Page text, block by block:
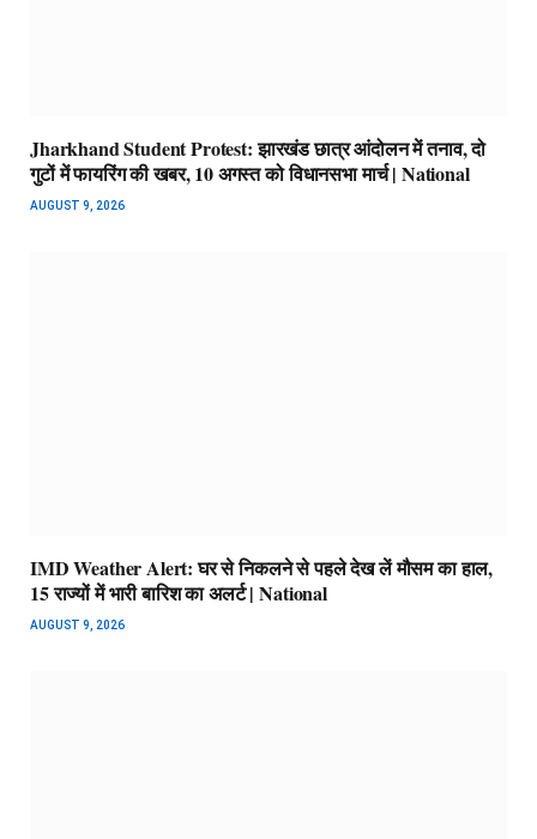
Jharkhand Student Protest: झारखंड छात्र आंदोलन में तनाव, दो
गुटों में फायरिंग की खबर, 10 अगस्त को विधानसभा मार्च | National
AUGUST 9, 2026
IMD Weather Alert: घर से निकलने से पहले देख लें मौसम का हाल,
15 राज्यों में भारी बारिश का अलर्ट | National
AUGUST 9, 2026